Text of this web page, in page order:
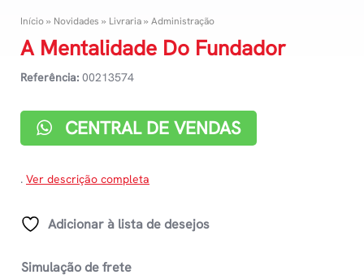
Início» Novidades » Livraria» Administração
A Mentalidade Do Fundador
Referência: 00213574
CENTRAL DE VENDAS
. Ver descrição completa
Adicionar à lista de desejos
Simulação de frete